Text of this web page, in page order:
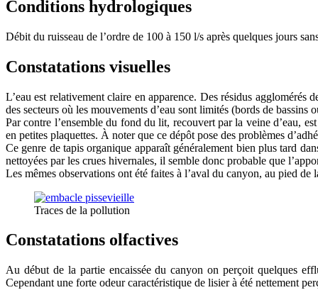
Conditions hydrologiques
Débit du ruisseau de l’ordre de 100 à 150 l/s après quelques jours
Constatations visuelles
L’eau est relativement claire en apparence. Des résidus
des secteurs où les mouvements d’eau sont limités (bords de bassins
Par contre l’ensemble du fond du lit, recouvert par la veine d’eau,
en petites plaquettes. À noter que ce dépôt pose des problèmes
Ce genre de tapis organique apparaît généralement bien plus tard
nettoyées par les crues hivernales, il semble donc probable que
Les mêmes observations ont été faites à l’aval du canyon, au pied de
Traces de la pollution
Constatations olfactives
Au début de la partie encaissée du canyon on perçoit quelques
Cependant une forte odeur caractéristique de lisier à été nettement